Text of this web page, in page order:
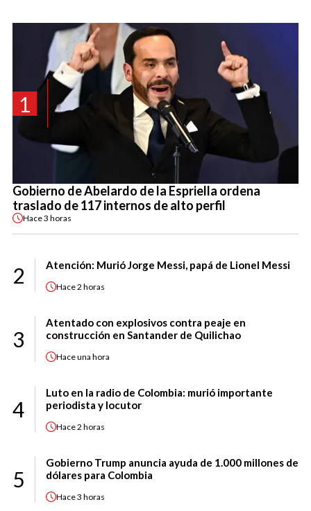
1
Gobierno de Abelardo de la Espriella ordena
traslado de 117 internos de alto perfil
Hace3 horas
2 Atención: Murió Jorge Messi, papá de Lionel Messi
Hace2 horas
3
Atentado con explosivos contra peaje en
construcción en Santander de Quilichao
Haceuna hora
4
Luto en la radio de Colombia: murió importante
periodista y locutor
Hace2 horas
5
Gobierno Trump anuncia ayuda de 1.000 millones de
dólares para Colombia
Hace3 horas